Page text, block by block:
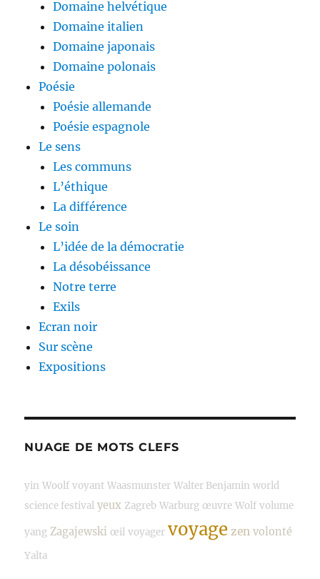
Domaine helvétique
Domaine italien
Domaine japonais
Domaine polonais
Poésie
Poésie allemande
Poésie espagnole
Le sens
Les communs
L’éthique
La différence
Le soin
L’idée de la démocratie
La désobéissance
Notre terre
Exils
Ecran noir
Sur scène
Expositions
NUAGE DE MOTS CLEFS
yin Woolf voyant Waasmunster Walter Benjamin world
science festival yeux Zagreb Warburg œuvre Wolf volume
yang Zagajewski œil voyager voyage zen volonté
Yalta